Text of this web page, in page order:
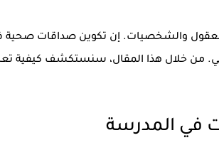
العقول والشخصيات. إن تكوين صداقات صحية
من خلال هذا المقال، سنستكشف كيفية
في المدرسة